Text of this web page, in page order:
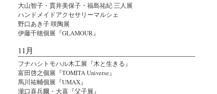
大山智子・貫井美保子・福島祐紀 三人展
ハンドメイドアクセサリーマルシェ
野口あき子 咲陶展
伊藤千穂個展『GLAMOUR』
11月
フナハシトモハル木工展『木と生きる』
富田啓之個展『TOMITA Universe』
馬川祐輔個展『UMAX』
瀧口喜兵爾・大喜『父子展』